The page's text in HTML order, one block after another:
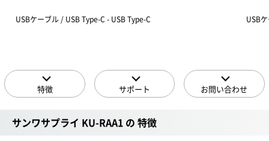
USBケーブル / USB Type-C - USB Type-C USB
特徴 サポート お問い合わせ
サンワサプライ KU-RAA1 の 特徴